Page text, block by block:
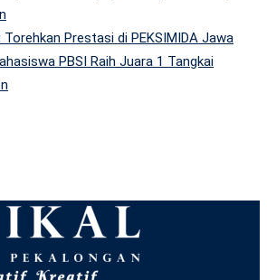
Torehkan Prestasi di PEKSIMIDA Jawa
PBSI Raih Juara 1 Tangkai